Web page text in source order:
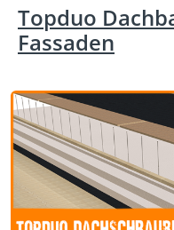
Topduo
Fassaden